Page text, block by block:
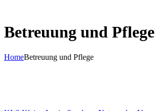
Betreuung und Pflege
HomeBetreuung und Pflege